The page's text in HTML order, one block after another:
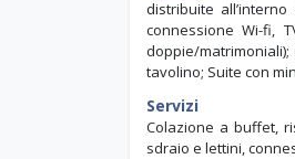
distribuite
connessione Wi-fi,
doppie/
tavolino; Suite con
Servizi
Colazione a buffet,
sdraio e lettini,